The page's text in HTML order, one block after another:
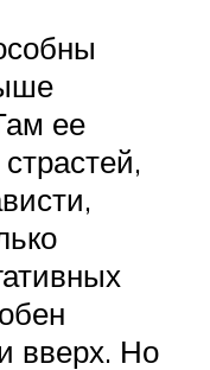
ее
вверх. Но